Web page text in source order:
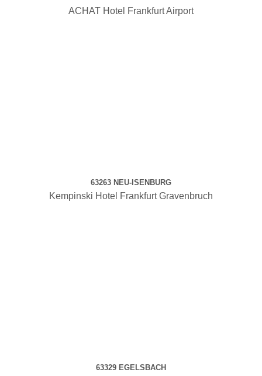
ACHAT Hotel Frankfurt Airport
63263 NEU-ISENBURG
Kempinski Hotel Frankfurt Gravenbruch
63329 EGELSBACH